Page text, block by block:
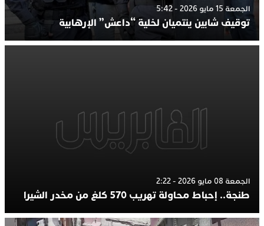
الجمعة 15 مايو 2026 - 5:42
توقيف شابين ينتميان لخلية “داعش” الإرهابية
الجمعة 08 مايو 2026 - 2:22
طنجة.. إحباط محاولة تهريب 570 كلغ من مخدر الشيرا